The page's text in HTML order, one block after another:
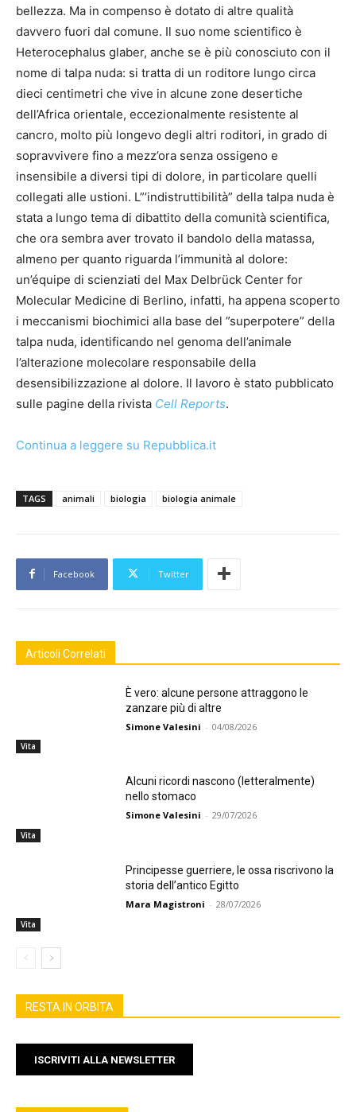
bellezza. Ma in compenso è dotato di altre qualità
davvero fuori dal comune. Il suo nome scientifico è
Heterocephalus glaber, anche se è più conosciuto con il
nome di talpa nuda: si tratta di un roditore lungo circa
dieci centimetri che vive in alcune zone desertiche
dell’Africa orientale, eccezionalmente resistente al
cancro, molto più longevo degli altri roditori, in grado di
sopravvivere fino a mezz’ora senza ossigeno e
insensibile a diversi tipi di dolore, in particolare quelli
collegati alle ustioni. L”’indistruttibilità” della talpa nuda è
stata a lungo tema di dibattito della comunità scientifica,
che ora sembra aver trovato il bandolo della matassa,
almeno per quanto riguarda l’immunità al dolore:
un’équipe di scienziati del Max Delbrück Center for
Molecular Medicine di Berlino, infatti, ha appena scoperto
i meccanismi biochimici alla base del ”superpotere” della
talpa nuda, identificando nel genoma dell’animale
l’alterazione molecolare responsabile della
desensibilizzazione al dolore. Il lavoro è stato pubblicato
sulle pagine della rivista Cell Reports.
Continua a leggere su Repubblica.it
TAGS animali biologia biologia animale
Facebook Twitter
Articoli Correlati
Vita
È vero: alcune persone attraggono le
zanzare più di altre
Simone Valesini - 04/08/2026
Vita
Alcuni ricordi nascono (letteralmente)
nello stomaco
Simone Valesini - 29/07/2026
Vita
Principesse guerriere, le ossa riscrivono la
storia dell’antico Egitto
Mara Magistroni - 28/07/2026
RESTA IN ORBITA
ISCRIVITI ALLA NEWSLETTER